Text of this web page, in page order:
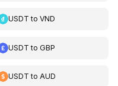
USDT toVND
USDT toGBP
USDT toAUD